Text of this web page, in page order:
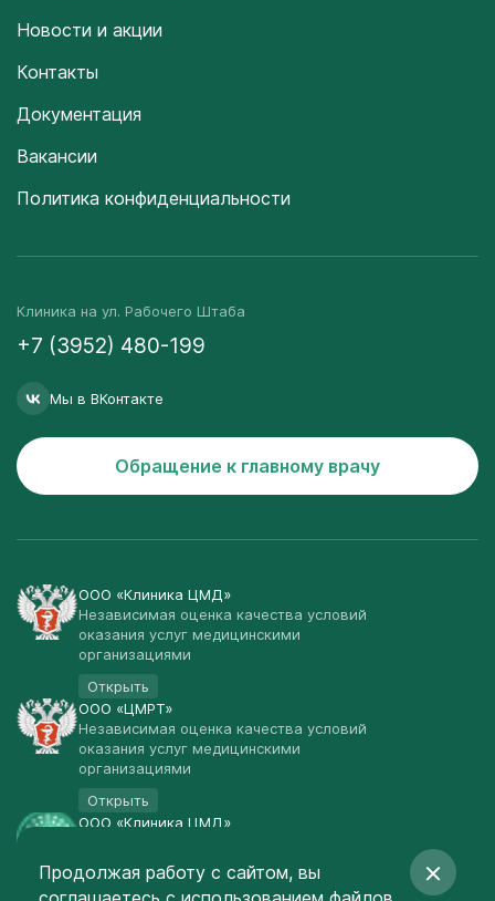
Новости и акции
Контакты
Документация
Вакансии
Политика конфиденциальности
Клиника на ул. Рабочего Штаба
+7 (3952) 480-199
Мы в ВКонтакте
Обращение к главному врачу
ООО «Клиника ЦМД»
Независимая оценка качества условий
оказания услуг медицинскими
организациями
Открыть
ООО «ЦМРТ»
Независимая оценка качества условий
оказания услуг медицинскими
организациями
Открыть
ООО «Клиника ЦМД»
Открыть
Продолжая работу с сайтом, вы